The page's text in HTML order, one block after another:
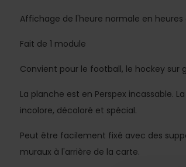
Affichage de l'heure normale en
Fait de 1 module
Convient pour le football, le hockey sur
La planche est en Perspex incassable.
incolore, décoloré et spécial.
Peut être facilement fixé avec des
muraux à l'arrière de la carte.